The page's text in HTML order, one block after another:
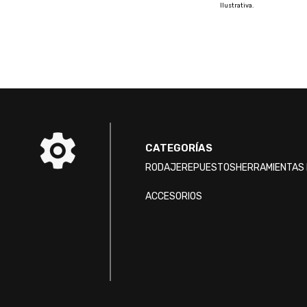
Ilustrativa.
CATEGORÍAS
RODAJEREPUESTOSHERRAMIENTAS
ACCESORIOS